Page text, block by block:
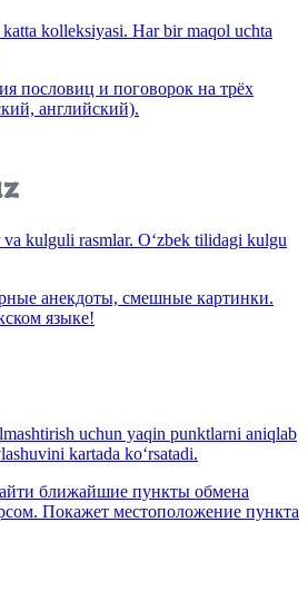
kolleksiyasi. Har bir maqol uchta
пословиц и поговорок на трёх
английский).
kulguli rasmlar. O‘zbek tilidagi kulgu
анекдоты, смешные картинки.
языке!
uchun yaqin punktlarni aniqlab
kartada ko‘rsatadi.
ближайшие пункты обмена
Покажет местоположение пункта